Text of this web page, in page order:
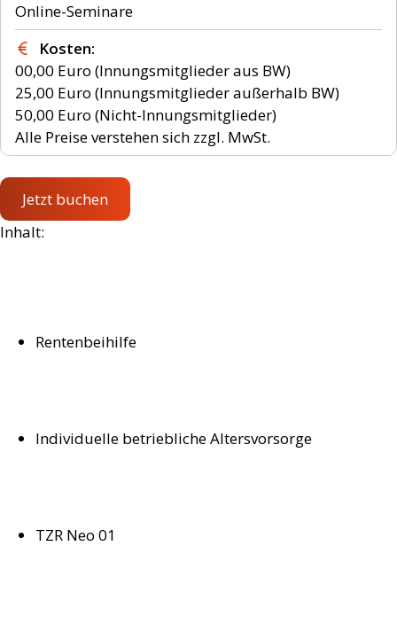
Online-Seminare
Kosten
00,00 Euro (Innungsmitglieder aus BW)
25,00 Euro (Innungsmitglieder außerhalb BW)
50,00 Euro (Nicht-Innungsmitglieder)
Alle Preise verstehen sich zzgl. MwSt.
Jetzt buchen
Inhalt:
Rentenbeihilfe
Individuelle betriebliche Altersvorsorge
TZR Neo 01